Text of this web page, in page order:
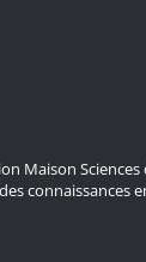
Maison
connaissances